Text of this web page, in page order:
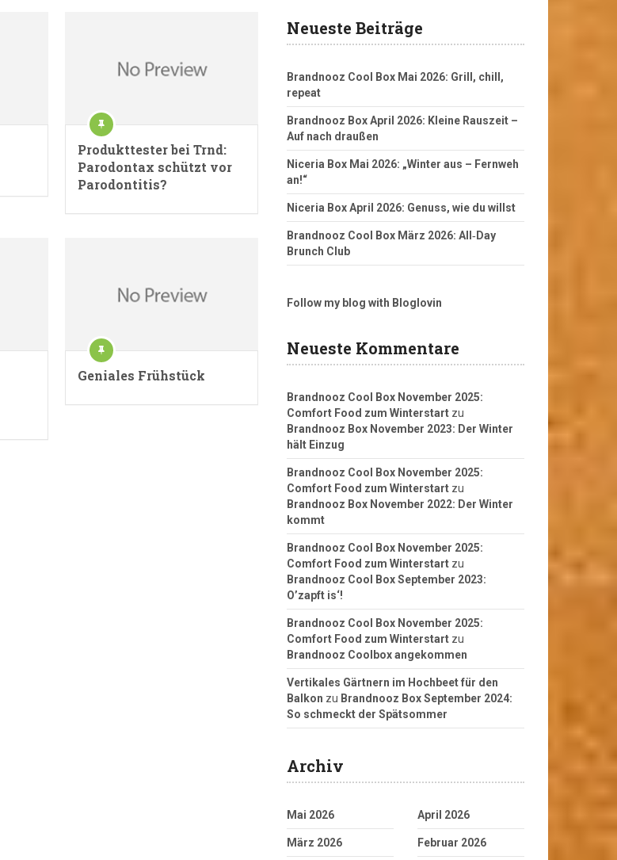
Produkttester bei Trnd:
Parodontax schützt vor
Parodontitis?
Geniales Frühstück
Neueste Beiträge
Brandnooz Cool Box Mai 2026: Grill, chill,
repeat
Brandnooz Box April 2026: Kleine Rauszeit –
Auf nach draußen
Niceria Box Mai 2026: „Winter aus – Fernweh
an!“
Niceria Box April 2026: Genuss, wie du willst
Brandnooz Cool Box März 2026: All‑Day
Brunch Club
Follow my blog with Bloglovin
Neueste Kommentare
Brandnooz Cool Box November 2025:
Comfort Food zum Winterstart zu
Brandnooz Box November 2023: Der Winter
hält Einzug
Brandnooz Cool Box November 2025:
Comfort Food zum Winterstart zu
Brandnooz Box November 2022: Der Winter
kommt
Brandnooz Cool Box November 2025:
Comfort Food zum Winterstart zu
Brandnooz Cool Box September 2023:
O’zapft is‘!
Brandnooz Cool Box November 2025:
Comfort Food zum Winterstart zu
Brandnooz Coolbox angekommen
Vertikales Gärtnern im Hochbeet für den
Balkon zu Brandnooz Box September 2024:
So schmeckt der Spätsommer
Archiv
Mai 2026 April 2026
März 2026 Februar 2026